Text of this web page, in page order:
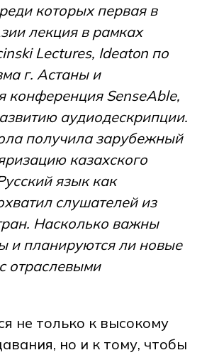
которых первая в
лекция в рамках
Lectures, Ideaton по
г. Астаны и
конференция SenseAble,
аудиодескрипции.
получила зарубежный
казахского
язык как
слушателей из
Насколько важны
и планируются ли новые
отраслевыми
не только к высокому
но и к тому, чтобы